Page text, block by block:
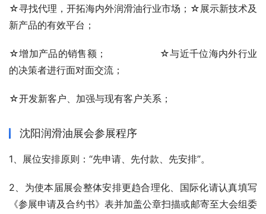
☆寻找代理，开拓海内外润滑油行业市场；☆展示新技术及
新产品的有效平台；
☆增加产品的销售额；                 ☆与近千位海内外行业
的决策者进行面对面交流；
☆开发新客户、加强与现有客户关系；
沈阳润滑油展会参展程序
1、展位安排原则：“先申请、先付款、先安排”。
2、为使本届展会整体安排更趋合理化、国际化请认真填写
《参展申请及合约书》表并加盖公章扫描或邮寄至大会组委